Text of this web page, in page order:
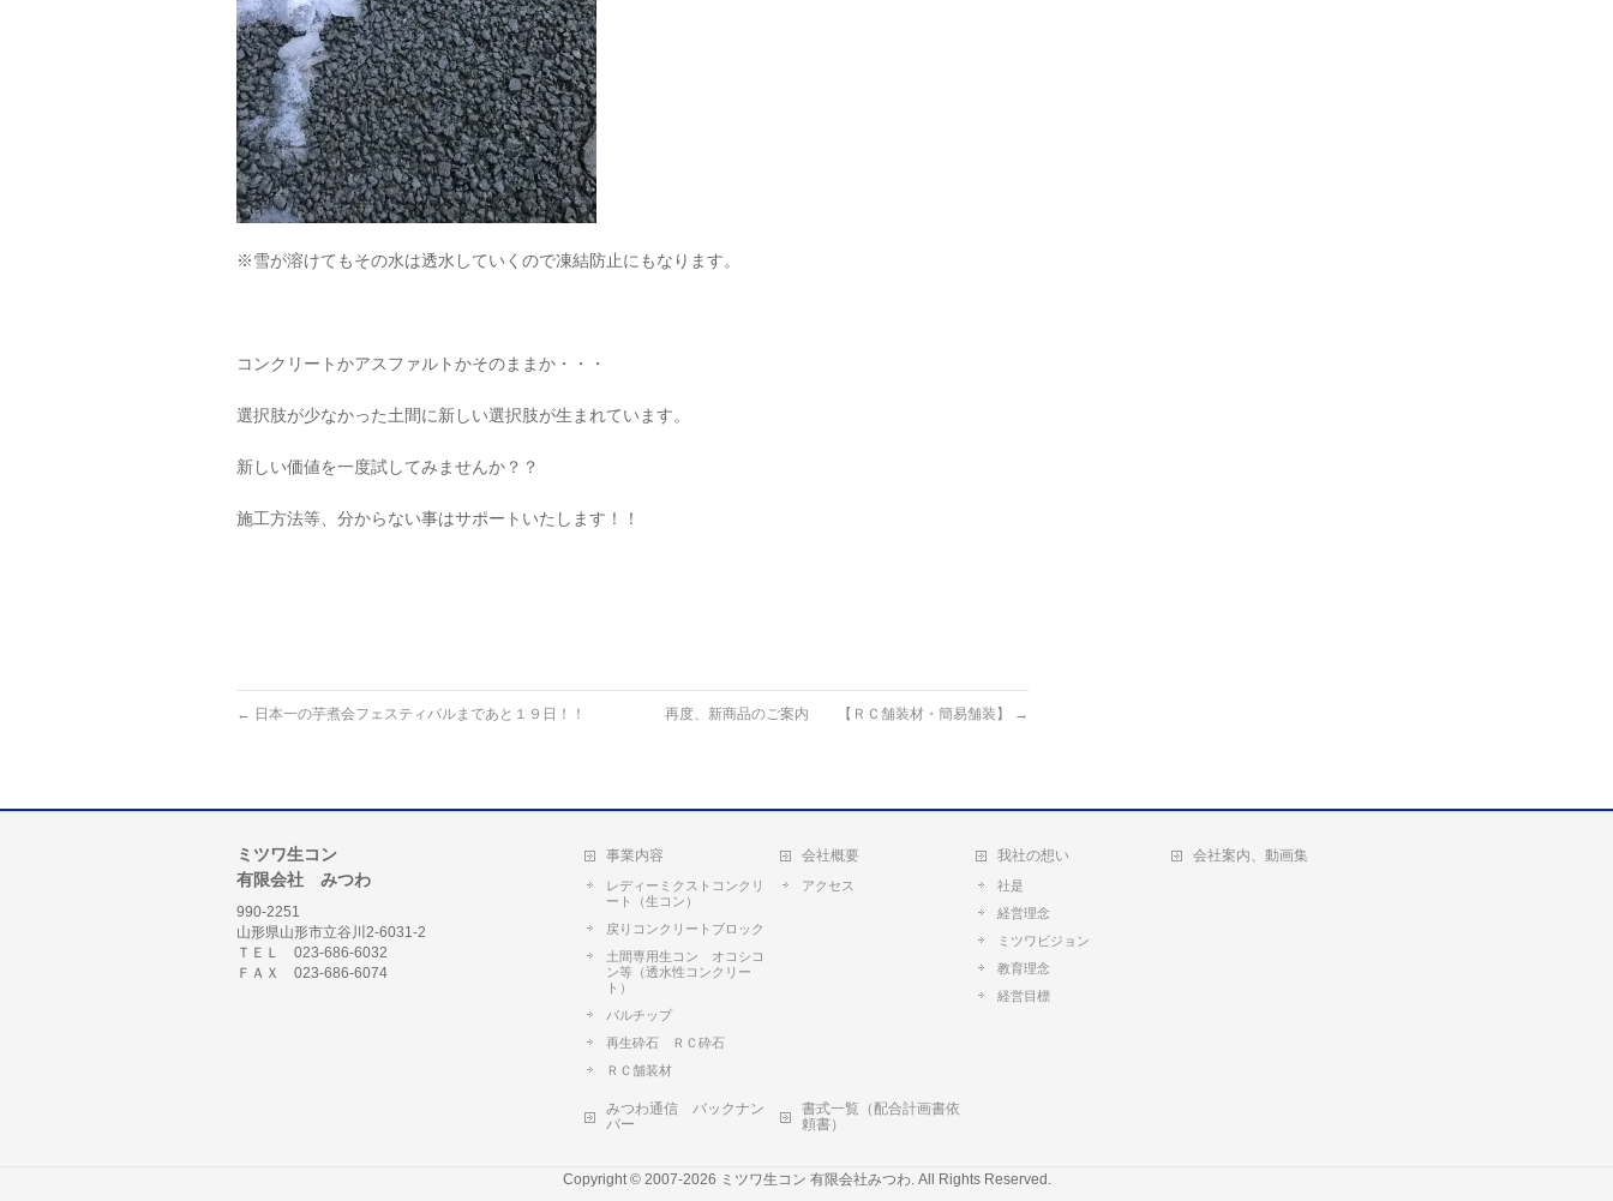
※雪が溶けてもその水は透水していくので凍結防止にもなります。
コンクリートかアスファルトかそのままか・・・
選択肢が少なかった土間に新しい選択肢が生まれています。
新しい価値を一度試してみませんか？？
施工方法等、分からない事はサポートいたします！！
← 日本一の芋煮会フェスティバルまであと１９日！！ 再度、新商品のご案内 【ＲＣ舗装材・簡易舗装】 →
ミツワ生コン
有限会社 みつわ
990-2251
山形県山形市立谷川2-6031-2
ＴＥＬ 023-686-6032
ＦＡＸ 023-686-6074
事業内容
レディーミクストコンクリ
ート（生コン）
戻りコンクリートブロック
土間専用生コン オコシコ
ン等（透水性コンクリー
ト）
バルチップ
再生砕石 ＲＣ砕石
ＲＣ舗装材
会社概要
アクセス
我社の想い
社是
経営理念
ミツワビジョン
教育理念
経営目標
会社案内、動画集
みつわ通信 バックナン
バー
書式一覧（配合計画書依
頼書）
Copyright © 2007-2026 ミツワ生コン 有限会社みつわ. All Rights Reserved.